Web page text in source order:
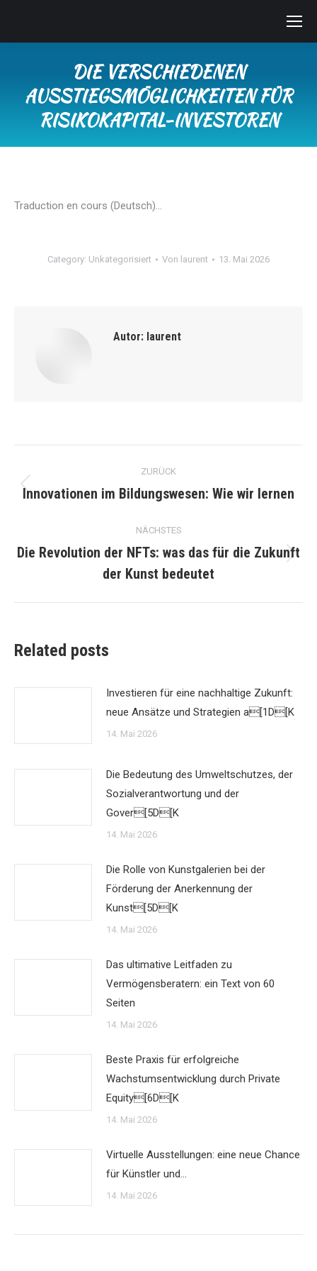
DIE VERSCHIEDENEN
AUSSTIEGSMÖGLICHKEITEN FÜR
RISIKOKAPITAL-INVESTOREN
Traduction en cours (Deutsch)…
Category: Unkategorisiert Von laurent 13. Mai 2026
Autor: laurent
Kommentarnavigation
ZURÜCK
Vorheriger
Innovationen im Bildungswesen: Wie wir lernen
NÄCHSTES
Beitrag:
Die Revolution der NFTs: was das für die Zukunft
der Kunst bedeutet
Related posts
Investieren für eine nachhaltige Zukunft:
neue Ansätze und Strategien a[1D[K
14. Mai 2026
Die Bedeutung des Umweltschutzes, der
Sozialverantwortung und der
Gover[5D[K
14. Mai 2026
Die Rolle von Kunstgalerien bei der
Förderung der Anerkennung der
Kunst[5D[K
14. Mai 2026
Das ultimative Leitfaden zu
Vermögensberatern: ein Text von 60
Seiten
14. Mai 2026
Beste Praxis für erfolgreiche
Wachstumsentwicklung durch Private
Equity[6D[K
14. Mai 2026
Virtuelle Ausstellungen: eine neue Chance
für Künstler und…
14. Mai 2026